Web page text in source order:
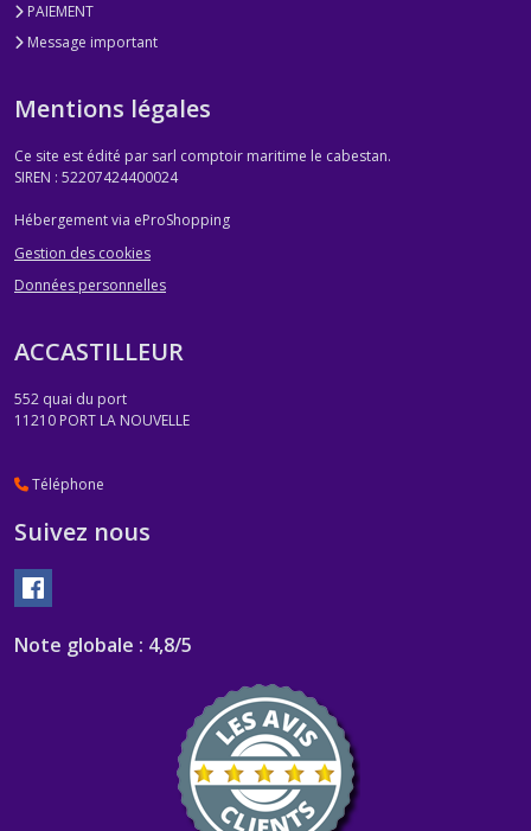
PAIEMENT
Message important
Mentions légales
Ce site est édité par sarl comptoir maritime le cabestan.
SIREN : 52207424400024
Hébergement via eProShopping
Gestion des cookies
Données personnelles
ACCASTILLEUR
552 quai du port
11210 PORT LA NOUVELLE
Téléphone
Suivez nous
Note globale : 4,8/5